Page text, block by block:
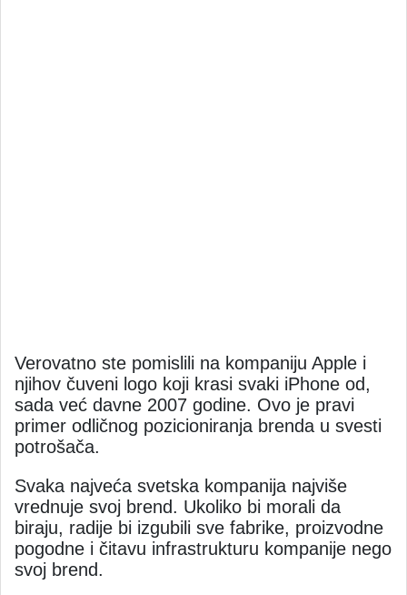
Verovatno ste pomislili na kompaniju Apple i
njihov čuveni logo koji krasi svaki iPhone od,
sada već davne 2007 godine. Ovo je pravi
primer odličnog pozicioniranja brenda u svesti
potrošača.
Svaka najveća svetska kompanija najviše
vrednuje svoj brend. Ukoliko bi morali da
biraju, radije bi izgubili sve fabrike, proizvodne
pogodne i čitavu infrastrukturu kompanije nego
svoj brend.